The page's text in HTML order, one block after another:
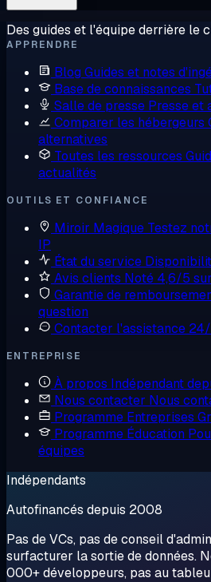
Des guides et l'équipe derrière le
APPRENDRE
Blog Guides et notes
Base de connaissances
Salle de presse Presse et
Comparer les hébergeurs
alternatives
Toutes les ressources
actualités
OUTILS ET CONFIANCE
Miroir Magique Testez
IP
État du service
Avis clients Noté 4,6/5
Garantie de
question
Contacter l'assistance 24/
ENTREPRISE
À propos Indépendant
Nous contacter Nous
Programme Entreprises
Programme Éducation
équipes
Indépendants
Autofinancés depuis 2008
Pas de VCs, pas de conseil
surfacturer la sortie de données.
000+ développeurs, pas au